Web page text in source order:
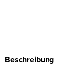
Beschreibung